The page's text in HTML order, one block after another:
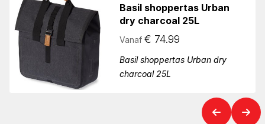
Basil shoppertas Urban
dry charcoal 25L
Vanaf € 74.99
Basil shoppertas Urban dry
charcoal 25L